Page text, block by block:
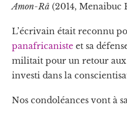
Amon-Râ (2014, Menaibuc
L’écrivain était reconnu
panafricaniste et sa
militait pour un retour aux
investi dans la
Nos condoléances vont à